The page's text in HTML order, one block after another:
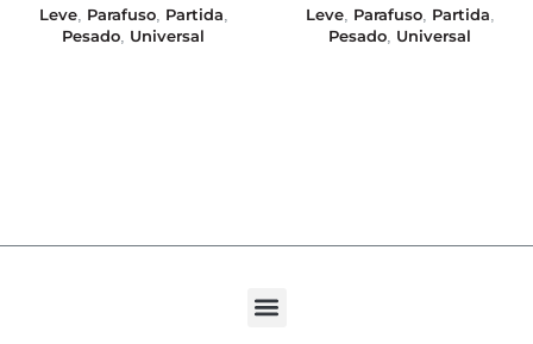
GB21001
Leve, Parafuso, Partida,
Pesado, Universal
GB21000
Leve, Parafuso, Partida,
Pesado, Universal